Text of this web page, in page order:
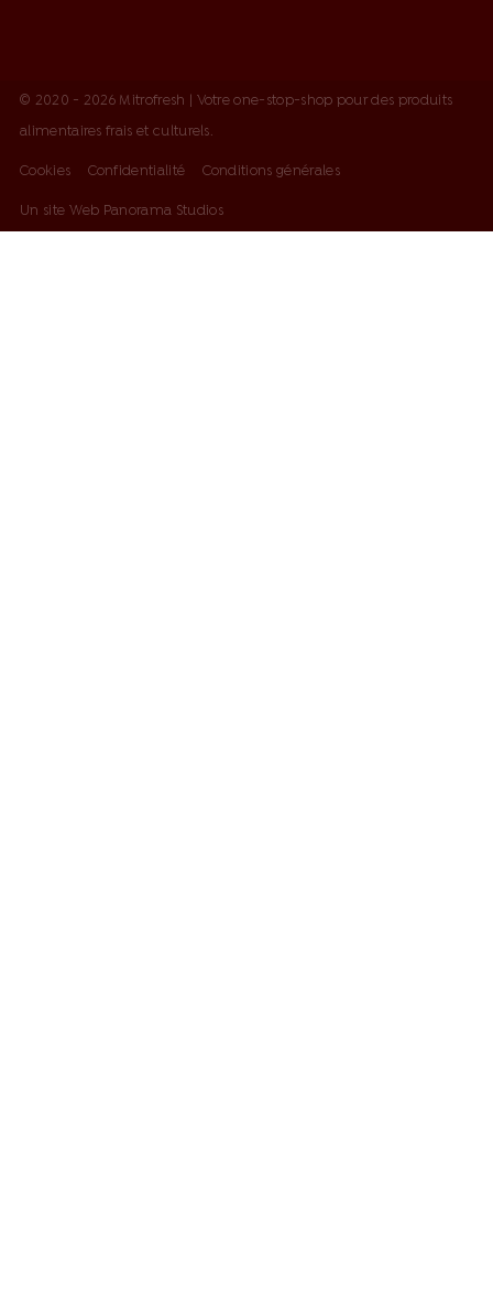
© 2020 - 2026 Mitrofresh | Votre one-stop-shop pour des produits
alimentaires frais et culturels.
Cookies Confidentialité Conditions générales
Un site Web Panorama Studios